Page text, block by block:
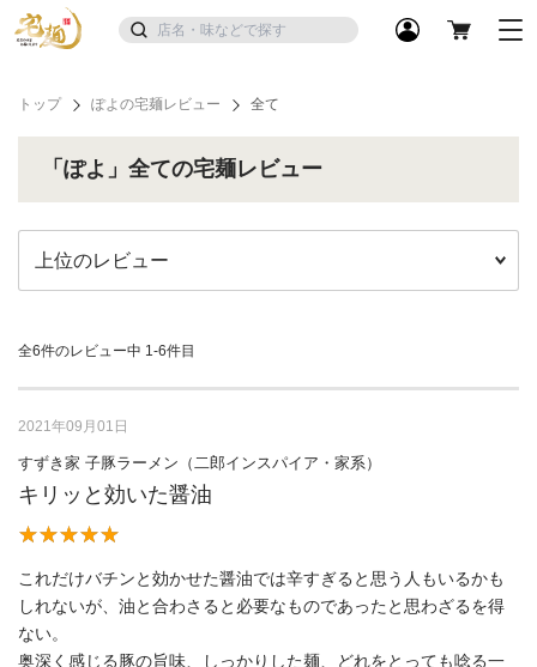
トップ ぽよの宅麺レビュー 全て
「ぽよ」全ての宅麺レビュー
全6件のレビュー中 1-6件目
2021年09月01日
すずき家 子豚ラーメン（二郎インスパイア・家系）
キリッと効いた醤油
これだけバチンと効かせた醤油では辛すぎると思う人もいるかも
しれないが、油と合わさると必要なものであったと思わざるを得
ない。
奥深く感じる豚の旨味、しっかりした麺、どれをとっても唸る一